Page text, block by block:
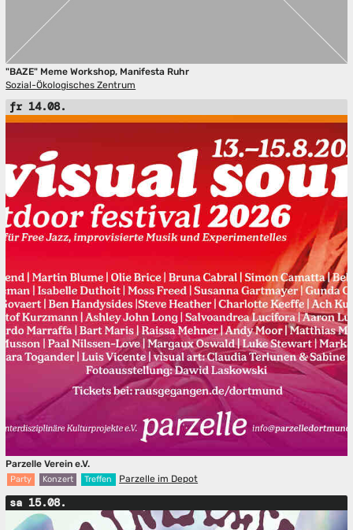
"BAZE" Meme Workshop, Manifesta Ruhr
Sozial-Ökologisches Zentrum
fr 14.08.
Parzelle Verein e.V.
Party Konzert Treffen Parzelle im Depot
sa 15.08.